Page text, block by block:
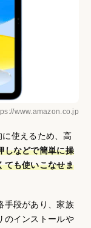
www.amazon.co.jp
使えるため、高
しなどで簡単に操
ても使いこなせま
手段があり、家族
のインストールや